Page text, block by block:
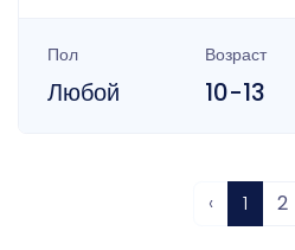
Пол
Любой
Возраст
10-13
‹ 1 2